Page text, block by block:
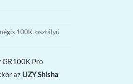
100K-osztályú
GR100K Pro
az UZY Shisha